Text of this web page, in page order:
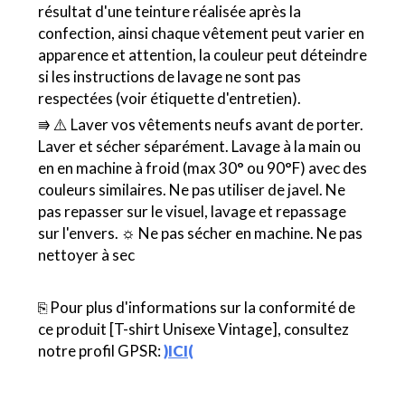
résultat d'une teinture réalisée après la
confection, ainsi chaque vêtement peut varier en
apparence et attention, la couleur peut déteindre
si les instructions de lavage ne sont pas
respectées (voir étiquette d'entretien).
⭆ ⚠️ Laver vos vêtements neufs avant de porter.
Laver et sécher séparément. Lavage à la main ou
en en machine à froid (max 30° ou 90°F) avec des
couleurs similaires. Ne pas utiliser de javel. Ne
pas repasser sur le visuel, lavage et repassage
sur l'envers. ☼ Ne pas sécher en machine. Ne pas
nettoyer à sec
⎘ Pour plus d'informations sur la conformité de
ce produit [T-shirt Unisexe Vintage], consultez
notre profil GPSR:)ICI(